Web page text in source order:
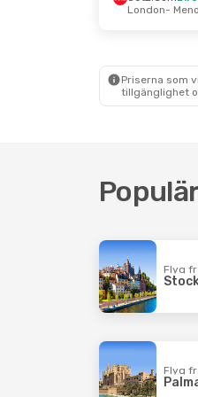
- Sön 1 Nov.
- Barcelona
London-
Priserna som
tillgänglighet
Flyg
Flyg